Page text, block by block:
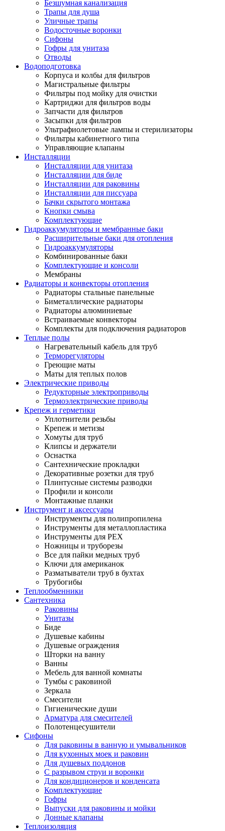
Безшумная канализация
Трапы для душа
Уличные трапы
Водосточные воронки
Сифоны
Гофры для унитаза
Отводы
Водоподготовка
Корпуса и колбы для фильтров
Магистральные фильтры
Фильтры под мойку для очистки
Картриджи для фильтров воды
Запчасти для фильтров
Засыпки для фильтров
Ультрафиолетовые лампы и стерилизаторы
Фильтры кабинетного типа
Управляющие клапаны
Инсталляции
Инсталляции для унитаза
Инсталляции для биде
Инсталляции для раковины
Инсталляции для писсуара
Бачки скрытого монтажа
Кнопки смыва
Комплектующие
Гидроаккумуляторы и мембранные баки
Расширительные баки для отопления
Гидроаккумуляторы
Комбинированные баки
Комплектующие и консоли
Мембраны
Радиаторы и конвекторы отопления
Радиаторы стальные панельные
Биметаллические радиаторы
Радиаторы алюминиевые
Встраиваемые конвекторы
Комплекты для подключения радиаторов
Теплые полы
Нагревательный кабель для труб
Терморегуляторы
Греющие маты
Маты для теплых полов
Электрические приводы
Редукторные электроприводы
Термоэлектрические приводы
Крепеж и герметики
Уплотнители резьбы
Крепеж и метизы
Хомуты для труб
Клипсы и держатели
Оснастка
Сантехнические прокладки
Декоративные розетки для труб
Плинтусные системы разводки
Профили и консоли
Монтажные планки
Инструмент и аксессуары
Инструменты для полипропилена
Инструменты для металлопластика
Инструменты для PEX
Ножницы и труборезы
Все для пайки медных труб
Ключи для американок
Разматыватели труб в бухтах
Трубогибы
Теплообменники
Сантехника
Раковины
Унитазы
Биде
Душевые кабины
Душевые ограждения
Шторки на ванну
Ванны
Мебель для ванной комнаты
Тумбы с раковиной
Зеркала
Смесители
Гигиенические души
Арматура для смесителей
Полотенцесушители
Сифоны
Для раковины в ванную и умывальников
Для кухонных моек и раковин
Для душевых поддонов
С разрывом струи и воронки
Для кондиционеров и конденсата
Комплектующие
Гофры
Выпуски для раковины и мойки
Донные клапаны
Теплоизоляция